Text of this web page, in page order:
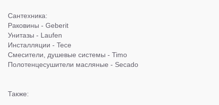
Сантехника:
Раковины - Geberit
Унитазы - Laufen
Инсталляции - Tece
Смесители, душевые системы - Timo
Полотенцесушители масляные - Secado
Также: